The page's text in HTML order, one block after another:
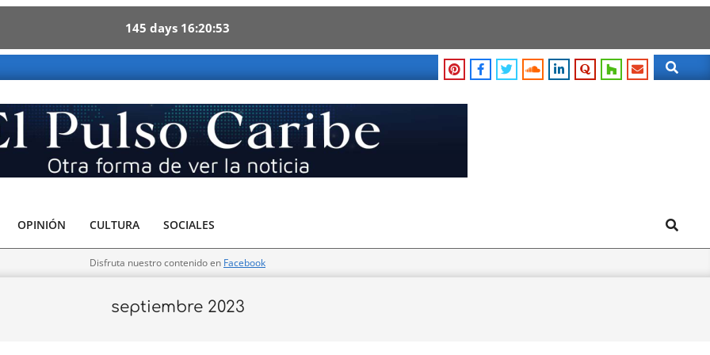
145 days 16 20 52
Search
OPINIÓN CULTURA SOCIALES Search
Disfruta nuestro contenido en Facebook
septiembre 2023